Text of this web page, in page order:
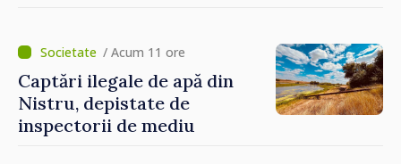
/ Acum 11 ore
Captări ilegale de apă din
Nistru, depistate de
inspectorii de mediu